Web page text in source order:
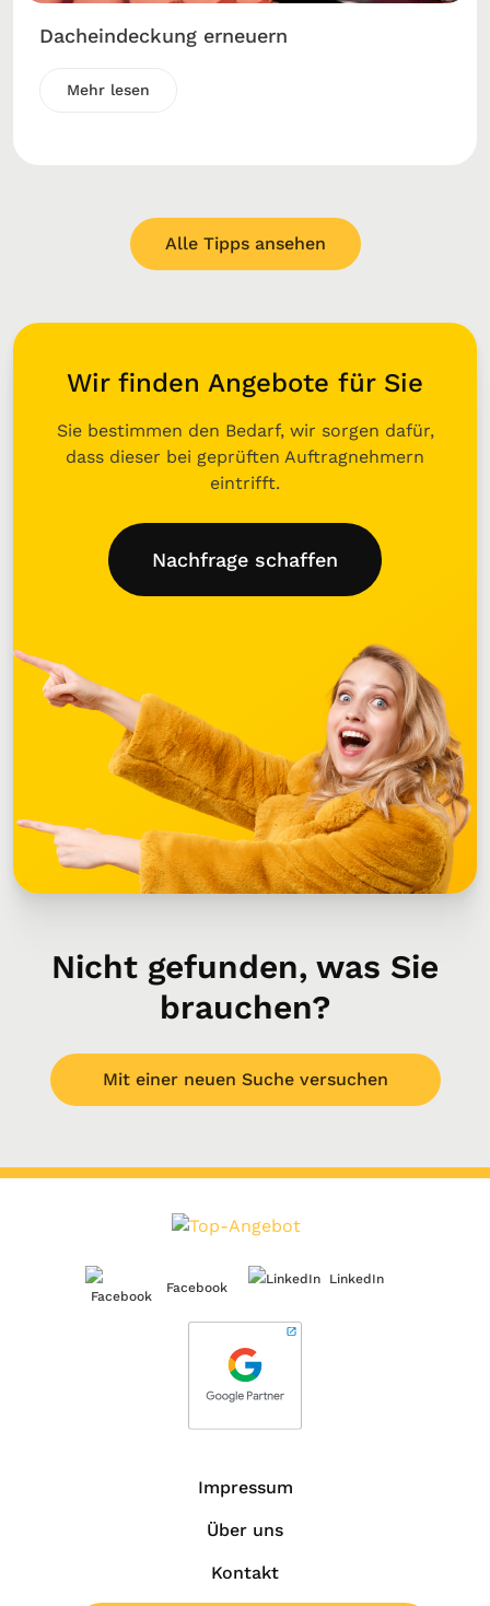
Dacheindeckung erneuern
Mehr lesen
Alle Tipps ansehen
Wir finden Angebote für Sie
Sie bestimmen den Bedarf, wir sorgen dafür,
dass dieser bei geprüften Auftragnehmern
eintrifft.
Nachfrage schaffen
Nicht gefunden, was Sie
brauchen?
Mit einer neuen Suche versuchen
Facebook
LinkedIn
Impressum
Über uns
Kontakt